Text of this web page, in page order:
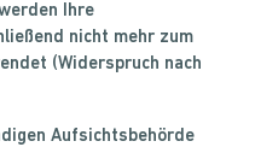
Ihre
nicht mehr zum
(Widerspruch nach
Aufsichtsbehörde